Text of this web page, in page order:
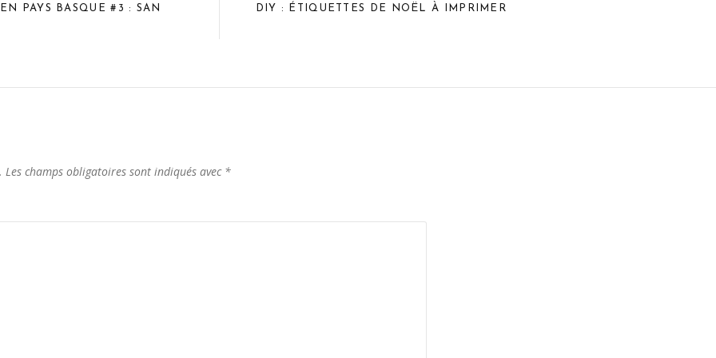
PAYS BASQUE #3 : SAN DIY : ÉTIQUETTES DE NOËL À IMPRIMER
Les champs obligatoires sont indiqués avec *